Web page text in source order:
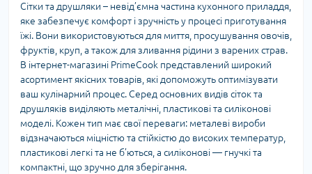
Сітки та друшляки – невід’ємна частина кухонного приладдя,
яке забезпечує комфорт і зручність у процесі приготування
їжі. Вони використовуються для миття, просушування овочів,
фруктів, круп, а також для зливання рідини з варених страв.
В інтернет-магазині PrimeCook представлений широкий
асортимент якісних товарів, які допоможуть оптимізувати
ваш кулінарний процес. Серед основних видів сіток та
друшляків виділяють металічні, пластикові та силіконові
моделі. Кожен тип має свої переваги: металеві вироби
відзначаються міцністю та стійкістю до високих температур,
пластикові легкі та не б’ються, а силіконові — гнучкі та
компактні, що зручно для зберігання.